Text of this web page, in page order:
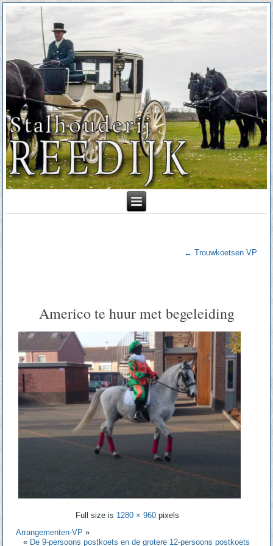
← Trouwkoetsen VP
Americo te huur met begeleiding
Full size is 1280 × 960 pixels
Arrangementen-VP »
« De 9-persoons postkoets en de grotere 12-persoons postkoets